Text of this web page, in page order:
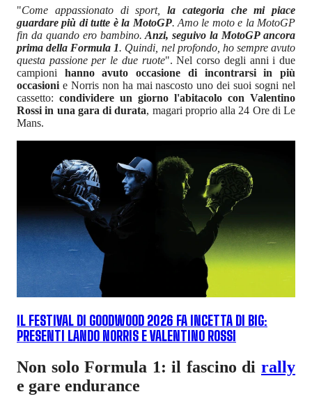
"Come appassionato di sport, la categoria che mi piace
guardare più di tutte è la MotoGP. Amo le moto e la MotoGP
fin da quando ero bambino.Anzi, seguivo la MotoGP ancora
prima della Formula 1. Quindi, nel profondo, ho sempre avuto
questa passione per le due ruote". Nel corso degli anni i due
campioni hanno avuto occasione di incontrarsi in più
occasioni e Norris non ha mai nascosto uno dei suoi sogni nel
cassetto: condividere un giorno l'abitacolo con Valentino
Rossi in una gara di durata, magari proprio alla 24 Ore di Le
Mans.
IL FESTIVAL DI GOODWOOD 2026 FA INCETTA DI BIG:
PRESENTI LANDO NORRIS E VALENTINO ROSSI
Non solo Formula 1: il fascino di rally
e gare endurance